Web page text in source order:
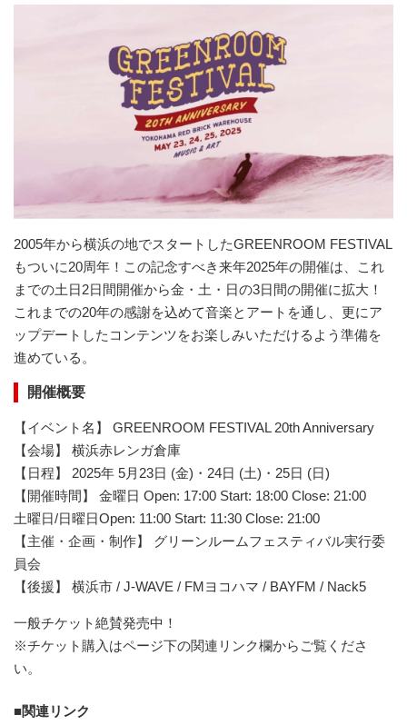
2005年から横浜の地でスタートしたGREENROOM FESTIVAL
もついに20周年！この記念すべき来年2025年の開催は、これ
までの土日2日間開催から金・土・日の3日間の開催に拡大！
これまでの20年の感謝を込めて音楽とアートを通し、更にア
ップデートしたコンテンツをお楽しみいただけるよう準備を
進めている。
開催概要
【イベント名】 GREENROOM FESTIVAL 20th Anniversary
【会場】 横浜赤レンガ倉庫
【日程】 2025年 5月23日 (金)・24日 (土)・25日 (日)
【開催時間】 金曜日 Open: 17:00 Start: 18:00 Close: 21:00
土曜日/日曜日Open: 11:00 Start: 11:30 Close: 21:00
【主催・企画・制作】 グリーンルームフェスティバル実行委
員会
【後援】 横浜市 / J-WAVE / FMヨコハマ / BAYFM / Nack5
一般チケット絶賛発売中！
※チケット購入はページ下の関連リンク欄からご覧くださ
い。
関連リンク